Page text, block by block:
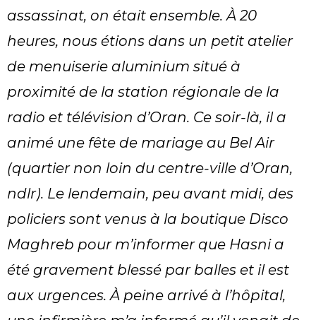
assassinat, on était ensemble. À 20
heures, nous étions dans un petit atelier
de menuiserie aluminium situé à
proximité de la station régionale de la
radio et télévision d’Oran. Ce soir-là, il a
animé une fête de mariage au Bel Air
(quartier non loin du centre-ville d’Oran,
ndlr). Le lendemain, peu avant midi, des
policiers sont venus à la boutique Disco
Maghreb pour m’informer que Hasni a
été gravement blessé par balles et il est
aux urgences. À peine arrivé à l’hôpital,